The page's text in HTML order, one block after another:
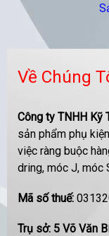
Về Chúng
Công ty TNHH Kỹ
sản phẩm phụ
việc ràng buộc
dring, móc J, móc
Mã số thuế:
Trụ sở: 5 Võ Văn